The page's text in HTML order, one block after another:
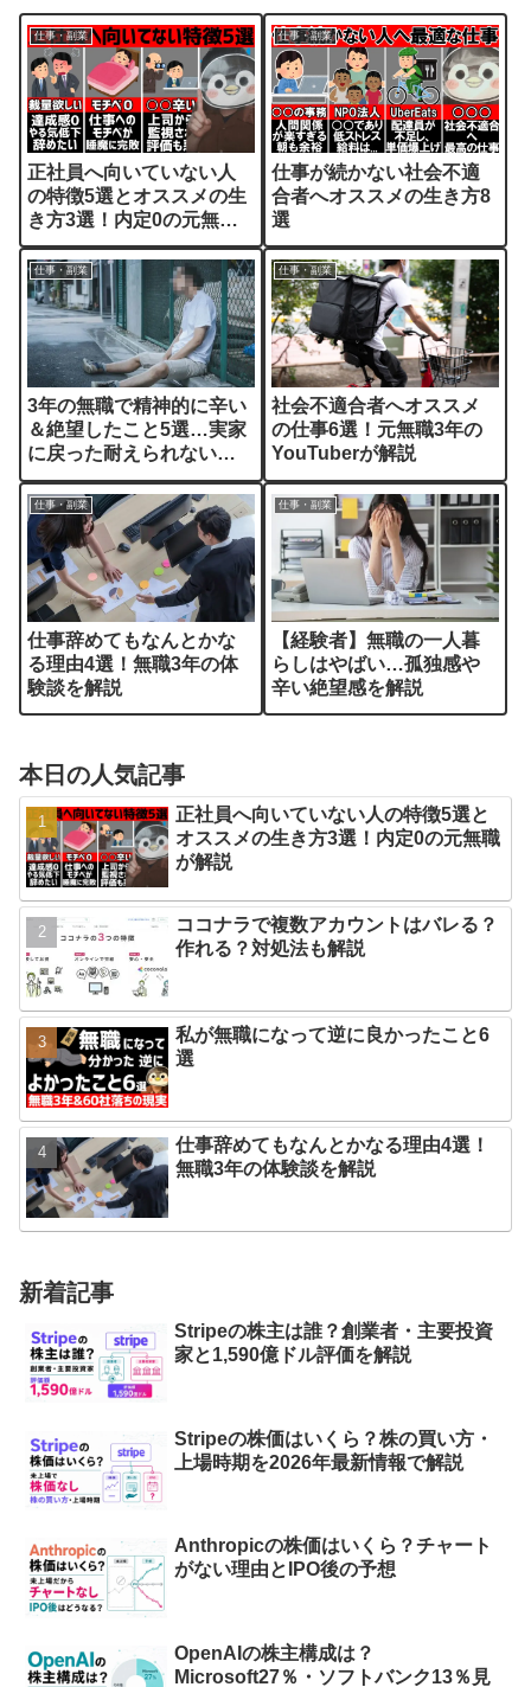
仕事・副業
正社員へ向いていない人
の特徴5選とオススメの生
き方3選！内定0の元無職
が解説
仕事・副業
仕事が続かない社会不適
合者へオススメの生き方8
選
仕事・副業
3年の無職で精神的に辛い
＆絶望したこと5選…実家
に戻った耐えられない
日々を解説
仕事・副業
社会不適合者へオススメ
の仕事6選！元無職3年の
YouTuberが解説
仕事・副業
仕事辞めてもなんとかな
る理由4選！無職3年の体
験談を解説
仕事・副業
【経験者】無職の一人暮
らしはやばい…孤独感や
辛い絶望感を解説
本日の人気記事
正社員へ向いていない人の特徴5選と
オススメの生き方3選！内定0の元無職
が解説
ココナラで複数アカウントはバレる？
作れる？対処法も解説
私が無職になって逆に良かったこと6
選
仕事辞めてもなんとかなる理由4選！
無職3年の体験談を解説
新着記事
Stripeの株主は誰？創業者・主要投資
家と1,590億ドル評価を解説
Stripeの株価はいくら？株の買い方・
上場時期を2026年最新情報で解説
Anthropicの株価はいくら？チャート
がない理由とIPO後の予想
OpenAIの株主構成は？
Microsoft27％・ソフトバンク13％見